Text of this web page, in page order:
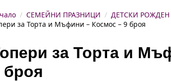
СЕМЕЙНИ ПРАЗНИЦИ ДЕТСКИ РОЖДЕН
за Торта и Мъфини – Космос – 9 броя
за Торта и
броя